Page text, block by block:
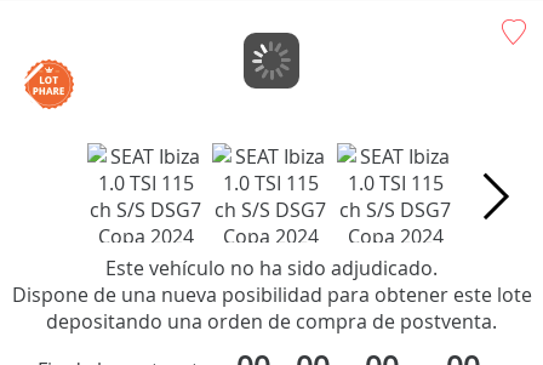
Este vehículo no ha sido adjudicado.
Dispone de una nueva posibilidad para obtener este lote
depositando una orden de compra de postventa.